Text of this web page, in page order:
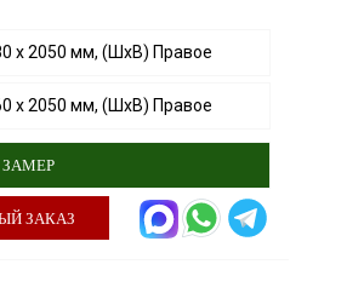
х 2050 мм, (ШхВ) Правое
х 2050 мм, (ШхВ) Правое
ЗАКАЗ